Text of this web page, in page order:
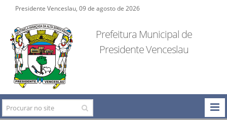
Presidente Venceslau, 09 de agosto de 2026
Prefeitura Municipal de
Presidente Venceslau